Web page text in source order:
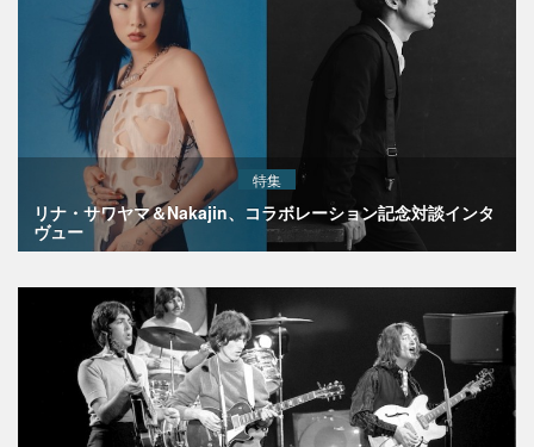
特集
リナ・サワヤマ＆Nakajin、コラボレーション記念対談インタ
ヴュー